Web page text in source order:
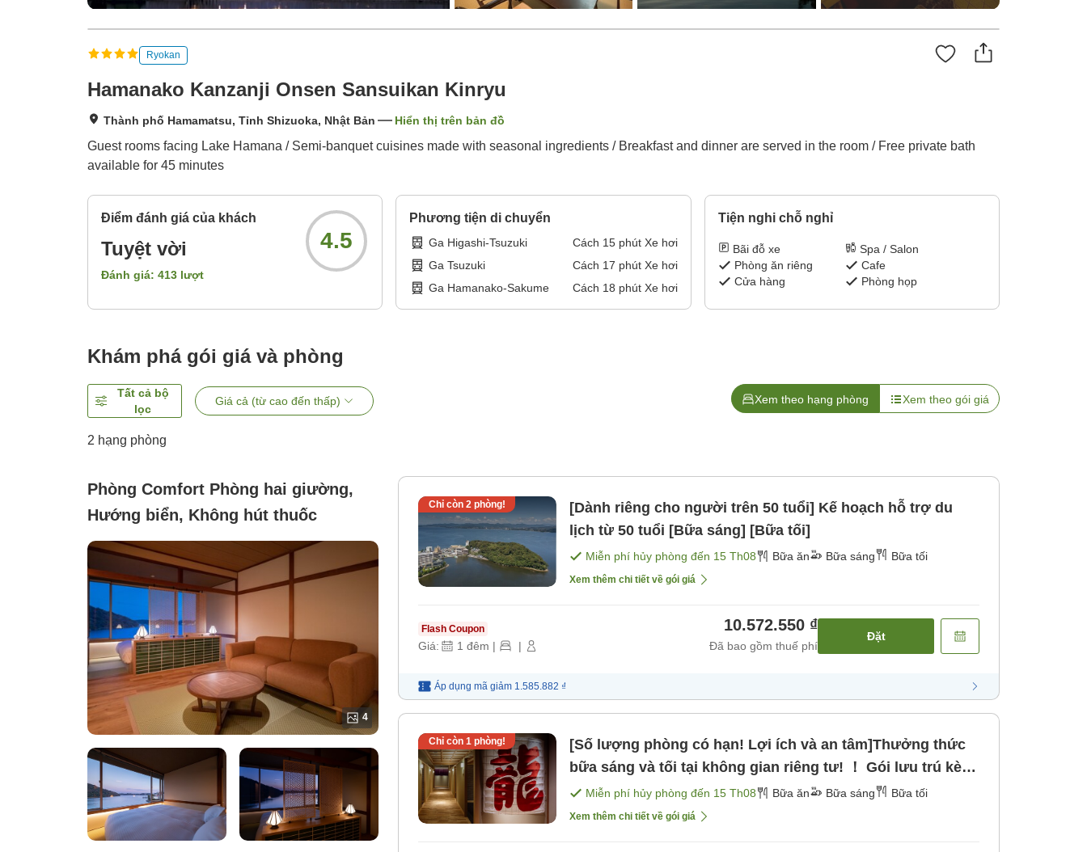
Ryokan
Hamanako Kanzanji Onsen Sansuikan Kinryu
Thành phố Hamamatsu, Tỉnh Shizuoka, Nhật Bản Hiển thị trên bản đồ
Guest rooms facing Lake Hamana / Semi-banquet cuisines made with seasonal ingredients / Breakfast and dinner are served in the room / Free private bath
available for 45 minutes
Điểm đánh giá của khách
Tuyệt vời
Đánh giá: 413 lượt
4.5
Phương tiện di chuyển
Ga Higashi-Tsuzuki Cách 15phút Xe hơi
Ga Tsuzuki
Cách 17 phút Xe hơi
Ga Hamanako-Sakume
Cách 18 phút Xe hơi
Tiện nghi chỗ nghỉ
Bãi đỗ xe
Spa / Salon
Phòng ăn riêng
Cafe
Cửa hàng
Phòng họp
Khám phá gói giá và phòng
Tất cả bộ
lọc
Giá cả (từ cao đến thấp) Xem theo hạng phòng Xem theo gói giá
2 hạng phòng
Phòng Comfort Phòng hai giường,
Hướng biển, Không hút thuốc
4
Chỉ còn 2phòng!
[Dành riêng cho người trên 50 tuổi] Kế hoạch hỗ trợ du
lịch từ 50 tuổi [Bữa sáng] [Bữa tối]
Miễn phí hủy phòng đến 15 Th08 Bữa ăn Bữa sáng Bữa tối
Xem thêm chi tiết về gói giá
Flash Coupon
Giá: 1 đêm | |
10.572.550 ₫
Đã bao gồm thuế phí
Đặt
Áp dụng mã giảm 1.585.882 ₫
Chỉ còn 1phòng!
[Số lượng phòng có hạn! Lợi ích và an tâm]Thưởng thức
bữa sáng và tối tại không gian riêng tư! ！ Gói lưu trú kèm
2 bữa ăn [Bữa sáng] [Bữa tối]
Miễn phí hủy phòng đến 15 Th08 Bữa ăn Bữa sáng Bữa tối
Xem thêm chi tiết về gói giá